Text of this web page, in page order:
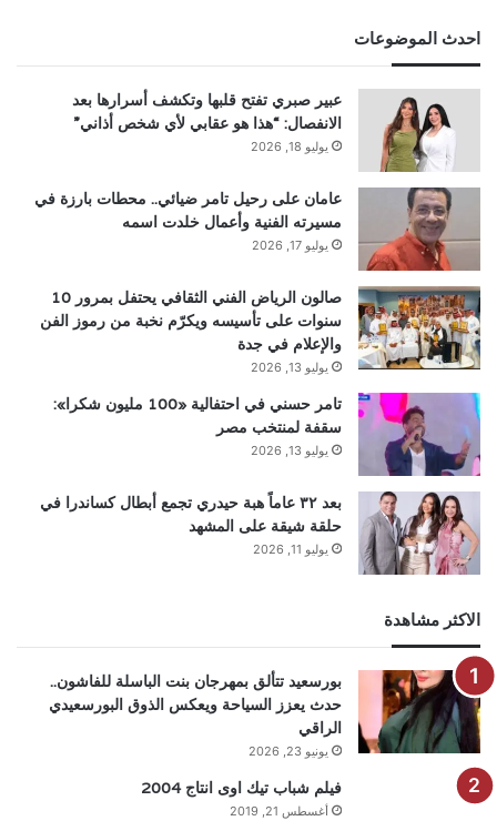
احدث الموضوعات
عبير صبري تفتح قلبها وتكشف أسرارها بعد
الانفصال: “هذا هو عقابي لأي شخص أذاني”
يوليو 18, 2026
عامان على رحيل تامر ضيائي.. محطات بارزة في
مسيرته الفنية وأعمال خلدت اسمه
يوليو 17, 2026
صالون الرياض الفني الثقافي يحتفل بمرور 10
سنوات على تأسيسه ويكرّم نخبة من رموز الفن
والإعلام في جدة
يوليو 13, 2026
تامر حسني في احتفالية «100 مليون شكرا»:
سقفة لمنتخب مصر
يوليو 13, 2026
بعد ٣٢ عاماً هبة حيدري تجمع أبطال كساندرا في
حلقة شيقة على المشهد
يوليو 11, 2026
الاكثر مشاهدة
بورسعيد تتألق بمهرجان بنت الباسلة للفاشون..
حدث يعزز السياحة ويعكس الذوق البورسعيدي
الراقي
يونيو 23, 2026
فيلم شباب تيك اوى انتاج 2004
أغسطس 21, 2019